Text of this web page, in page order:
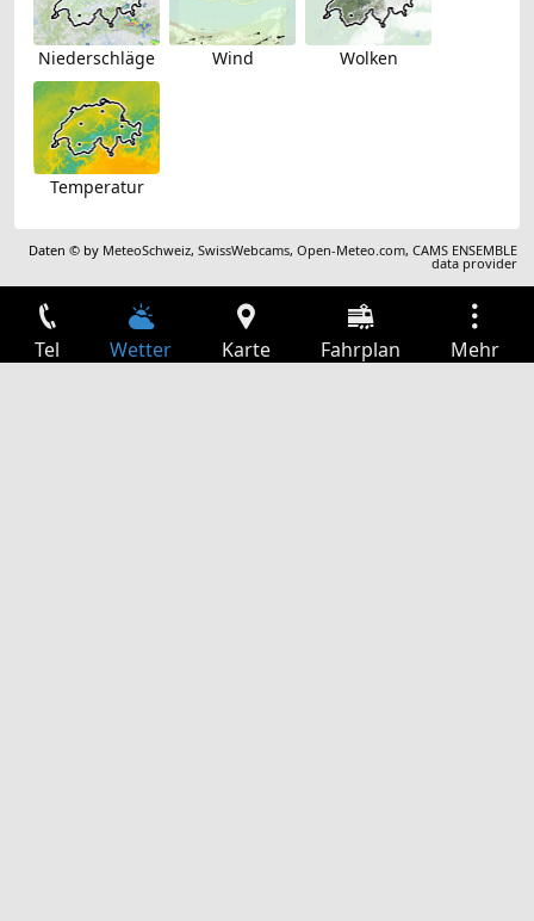
Niederschläge Wind Wolken
Temperatur
Daten © by MeteoSchweiz,SwissWebcams,Open-Meteo.com,CAMS ENSEMBLE
data provider
Tel Wetter Karte Fahrplan Mehr